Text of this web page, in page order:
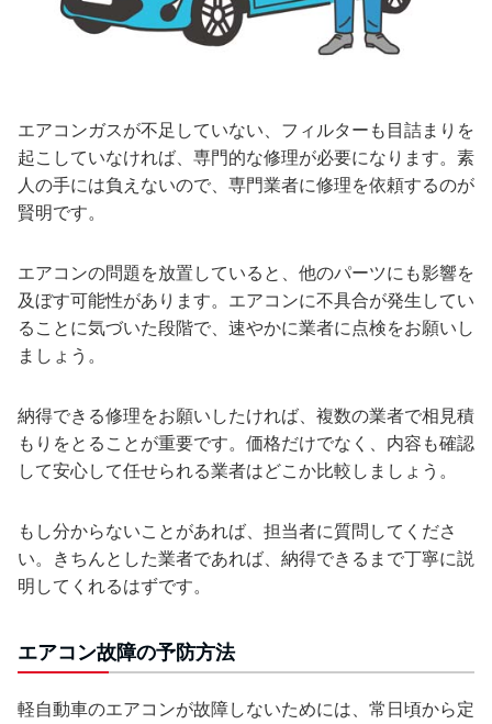
エアコンガスが不足していない、フィルターも目詰まりを
起こしていなければ、専門的な修理が必要になります。素
人の手には負えないので、専門業者に修理を依頼するのが
賢明です。
エアコンの問題を放置していると、他のパーツにも影響を
及ぼす可能性があります。エアコンに不具合が発生してい
ることに気づいた段階で、速やかに業者に点検をお願いし
ましょう。
納得できる修理をお願いしたければ、複数の業者で相見積
もりをとることが重要です。価格だけでなく、内容も確認
して安心して任せられる業者はどこか比較しましょう。
もし分からないことがあれば、担当者に質問してくださ
い。きちんとした業者であれば、納得できるまで丁寧に説
明してくれるはずです。
エアコン故障の予防方法
軽自動車のエアコンが故障しないためには、常日頃から定